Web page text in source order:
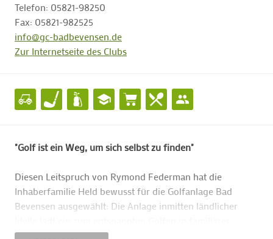
Telefon: 05821-98250
Fax: 05821-982525
info@gc-badbevensen.de
Zur Internetseite des Clubs
"Golf ist ein Weg, um sich selbst zu finden"
Diesen Leitspruch von Rymond Federman hat die
Inhaberfamilie Held bewusst für die Golfanlage Bad
Bevensen ausgewählt: Die Anlage inmitten ländlicher
Atmosphäre.